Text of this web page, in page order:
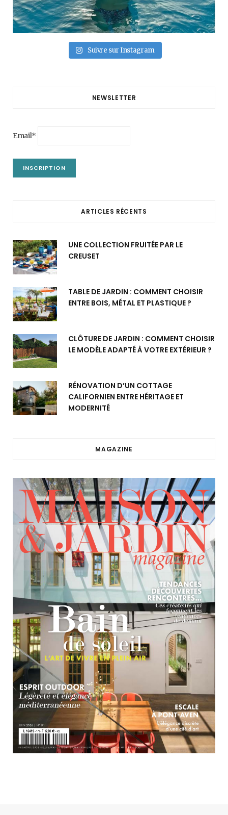
Suivre sur Instagram
NEWSLETTER
Email*
ARTICLES RÉCENTS
UNE COLLECTION FRUITÉE PAR LE
CREUSET
TABLE DE JARDIN : COMMENT CHOISIR
ENTRE BOIS, MÉTAL ET PLASTIQUE ?
CLÔTURE DE JARDIN : COMMENT CHOISIR
LE MODÈLE ADAPTÉ À VOTRE EXTÉRIEUR ?
RÉNOVATION D’UN COTTAGE
CALIFORNIEN ENTRE HÉRITAGE ET
MODERNITÉ
MAGAZINE